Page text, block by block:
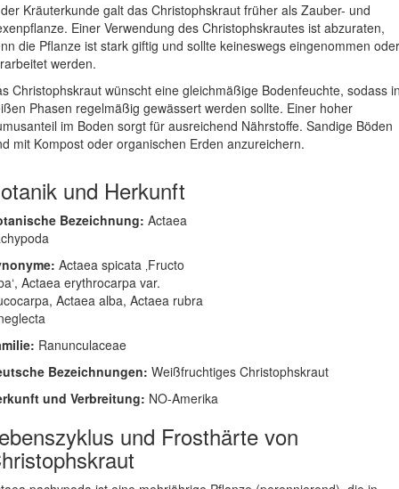
Kräuterkunde galt das Christophskraut früher als Zauber- und
Einer Verwendung des Christophskrautes ist abzuraten,
die Pflanze ist stark giftig und sollte keineswegs eingenommen oder
werden.
Christophskraut wünscht eine gleichmäßige Bodenfeuchte, sodass
Phasen regelmäßig gewässert werden sollte. Einer hoher
im Boden sorgt für ausreichend Nährstoffe. Sandige Böden
mit Kompost oder organischen Erden anzureichern.
und Herkunft
Bezeichnung: Actaea
Actaea spicata ‚Fructo
Actaea erythrocarpa var.
Actaea alba, Actaea rubra
Ranunculaceae
Bezeichnungen: Weißfruchtiges Christophskraut
und Verbreitung: NO-Amerika
und Frosthärte von